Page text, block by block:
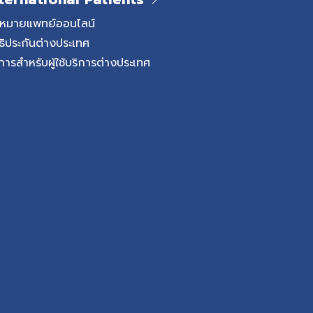
มายแพทย์ออนไลน์
ประกันต่างประเทศ
ารสำหรับผู้ใช้บริการต่างประเทศ